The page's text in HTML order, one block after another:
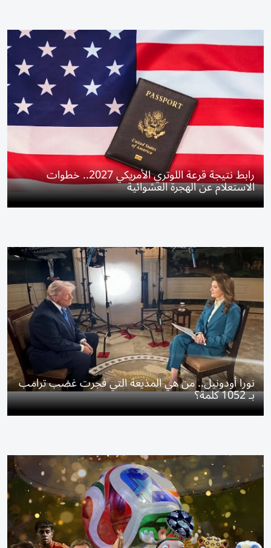
رابط نتيجة قرعة اللوتري الأمريكي 2027.. خطوات
الاستعلام عن الهجرة العشوائية
نورا أودونيل.. من هي المذيعة التي فجرت غضب ترامب
بـ 1052 كلمة؟